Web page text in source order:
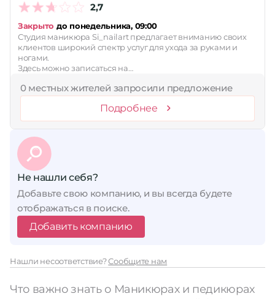
2,7
Закрыто до понедельника, 09:00
Студия маникюра Si_nailart предлагает вниманию своих
клиентов широкий спектр услуг для ухода за руками и
ногами.
Здесь можно записаться на…
0 местных жителей запросили предложение
Подробнее
Не нашли себя?
Добавьте свою компанию, и вы всегда будете
отображаться в поиске.
Добавить компанию
Нашли несоответствие?Сообщите нам
Что важно знать о Маникюрах и педикюрах